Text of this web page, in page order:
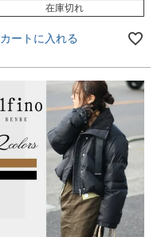
在庫切れ
カートに入れる